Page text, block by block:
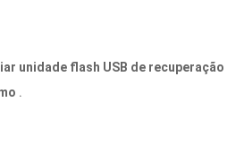
unidade flash USB de recuperação
.